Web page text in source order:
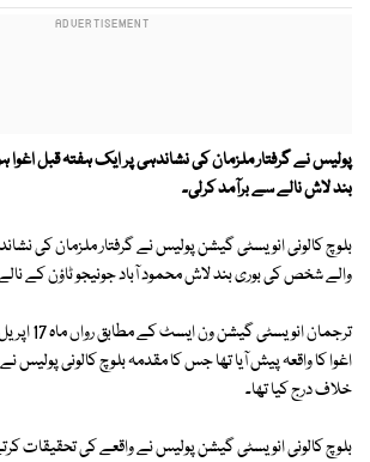
پولیس نے گرفتار ملزمان کی نشاندہی پر ایک ہفتہ قبل
بند لاش نالے سے برآمد کرلی۔
بلوچ کالونی انویسٹی گیشن پولیس نے گرفتار ملزمان کی
والے شخص کی بوری بند لاش محمود آباد جونیجو ٹاؤن کے
ترجمان
اغوا کا واقعہ پیش آیا تھا جس کا مقدمہ بلوچ کالونی پولیس
خلاف درج کیا تھا۔
بلوچ کالونی انویسٹی گیشن پولیس نے واقعے کی تحقیقات